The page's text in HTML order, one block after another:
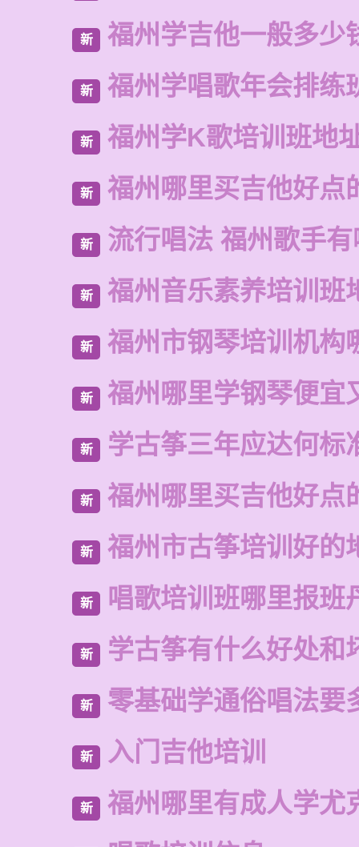
新 福州学吉他一般多少
新 福州学唱歌年会排练
新 福州学K歌培训班地
新 福州哪里买吉他好点
新 流行唱法 福州歌手
新 福州音乐素养培训班
新 福州市钢琴培训机构
新 福州哪里学钢琴便宜
新 学古筝三年应达何标
新 福州哪里买吉他好点
新 福州市古筝培训好的
新 唱歌培训班哪里报班
新 学古筝有什么好处和
新 零基础学通俗唱法要
新 入门吉他培训
新 福州哪里有成人学尤